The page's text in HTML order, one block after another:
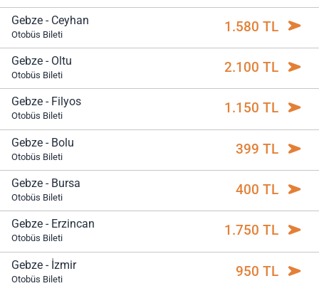
Gebze - Ceyhan
Otobüs Bileti 1.580 TL
Gebze - Oltu
Otobüs Bileti 2.100 TL
Gebze - Filyos
Otobüs Bileti 1.150 TL
Gebze - Bolu
Otobüs Bileti 399 TL
Gebze - Bursa
Otobüs Bileti 400 TL
Gebze - Erzincan
Otobüs Bileti 1.750 TL
Gebze - İzmir
Otobüs Bileti 950 TL